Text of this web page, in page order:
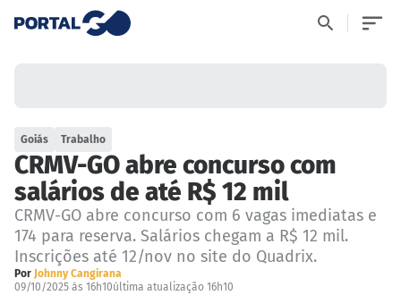
Goiás Trabalho
CRMV-GO abre concurso com
salários de até R$ 12 mil
CRMV-GO abre concurso com 6 vagas imediatas e
174 para reserva. Salários chegam a R$ 12 mil.
Inscrições até 12/nov no site do Quadrix.
Por Johnny Cangirana
09/10/2025 às 16h10última atualização 16h10